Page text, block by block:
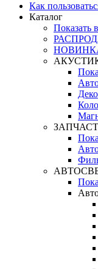
Как
Каталог
Показать